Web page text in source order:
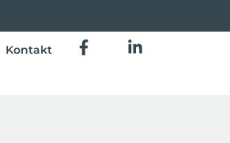
Kontakt